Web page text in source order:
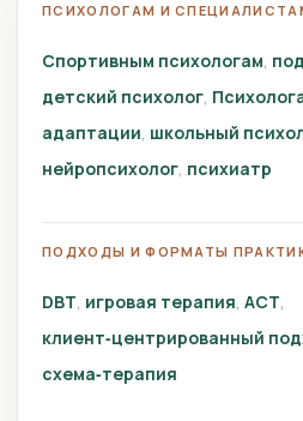
ПСИХОЛОГАМ И
Спортивным психологам
детский психолог
адаптации школьный
нейропсихолог психиатр
ПОДХОДЫ И ФОРМАТЫ
DBT игровая терапия ACT
клиент‑центрированный
схема‑терапия